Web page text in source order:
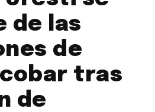
de las
de
tras
de